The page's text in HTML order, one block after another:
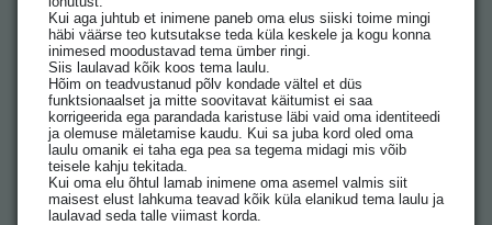
Kui aga juhtub et inimene paneb oma elus siiski toime mingi
häbi väärse teo kutsutakse teda küla keskele ja kogu konna
inimesed moodustavad tema ümber ringi.
Siis laulavad kõik koos tema laulu. ⠀
Hõim on teadvustanud põlv kondade vältel et düs
funktsionaalset ja mitte soovitavat käitumist ei saa
korrigeerida ega parandada karistuse läbi vaid oma identiteedi
ja olemuse mäletamise kaudu. Kui sa juba kord oled oma
laulu omanik ei taha ega pea sa tegema midagi mis võib
teisele kahju tekitada. ⠀
Kui oma elu õhtul lamab inimene oma asemel valmis siit
maisest elust lahkuma teavad kõik küla elanikud tema laulu ja
laulavad seda talle viimast korda.